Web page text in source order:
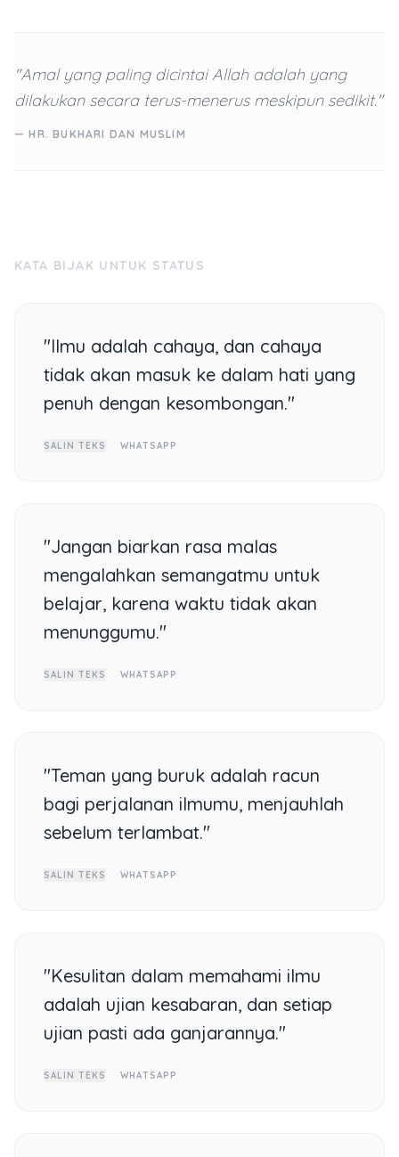
"Amal yang paling dicintai Allah adalah yang
dilakukan secara terus-menerus meskipun sedikit."
— HR. BUKHARI DAN MUSLIM
KATA BIJAK UNTUK STATUS
"Ilmu adalah cahaya, dan cahaya
tidak akan masuk ke dalam hati yang
penuh dengan kesombongan."
SALIN TEKS WHATSAPP
"Jangan biarkan rasa malas
mengalahkan semangatmu untuk
belajar, karena waktu tidak akan
menunggumu."
SALIN TEKS WHATSAPP
"Teman yang buruk adalah racun
bagi perjalanan ilmumu, menjauhlah
sebelum terlambat."
SALIN TEKS WHATSAPP
"Kesulitan dalam memahami ilmu
adalah ujian kesabaran, dan setiap
ujian pasti ada ganjarannya."
SALIN TEKS WHATSAPP